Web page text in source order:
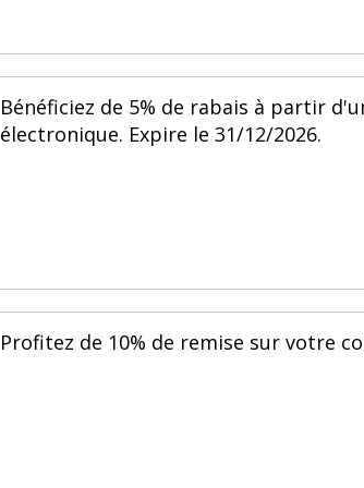
Bénéficiez de 5% de rabais à partir
électronique. Expire le 31/12/2026.
Profitez de 10% de remise sur votre